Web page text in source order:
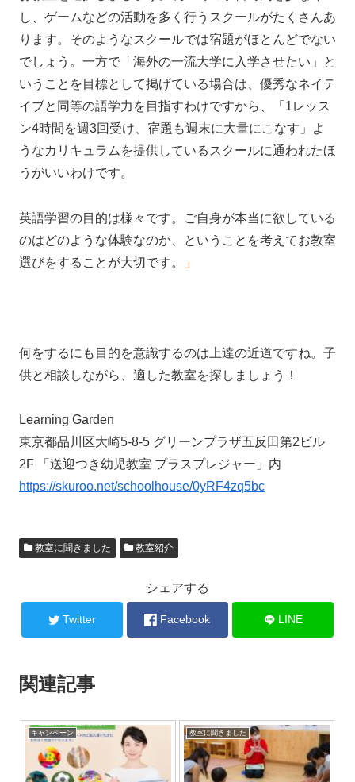
し、ゲームなどの活動を多く行うスクールがたくさんあ
ります。そのようなスクールでは宿題がほとんどでない
でしょう。一方で「海外の一流大学に入学させたい」と
いうことを目標として掲げている場合は、優秀なネイテ
イブと同等の語学力を目指すわけですから、「1レッス
ン4時間を週3回受け、宿題も週末に大量にこなす」よ
うなカリキュラムを提供しているスクールに通われたほ
うがいいわけです。
英語学習の目的は様々です。ご自身が本当に欲している
のはどのような体験なのか、ということを考えてお教室
選びをすることが大切です。
」
何をするにも目的を意識するのは上達の近道ですね。子
供と相談しながら、適した教室を探しましょう！
Learning Garden
東京都品川区大崎5-8-5 グリーンプラザ五反田第2ビル
2F 「送迎つき幼児教室 プラスプレジャー」内
https://skuroo.net/schoolhouse/0yRF4zq5bc
教室に聞きました 教室紹介
シェアする
Twitter Facebook LINE
関連記事
キャンペーン 教室に聞きました